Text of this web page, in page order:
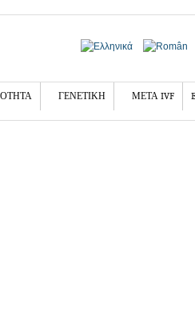
ΓΕΝΕΤΙΚΗ ΜΕΤΑ IVF